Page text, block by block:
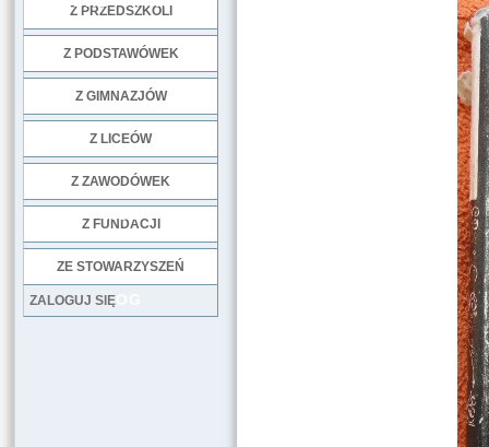
Z PRZEDSZKOLI
Z PODSTAWÓWEK
Z GIMNAZJÓW
Z LICEÓW
Z ZAWODÓWEK
Z FUNDACJI
ZE STOWARZYSZEŃ
LOG
ZALOGUJ SIĘ